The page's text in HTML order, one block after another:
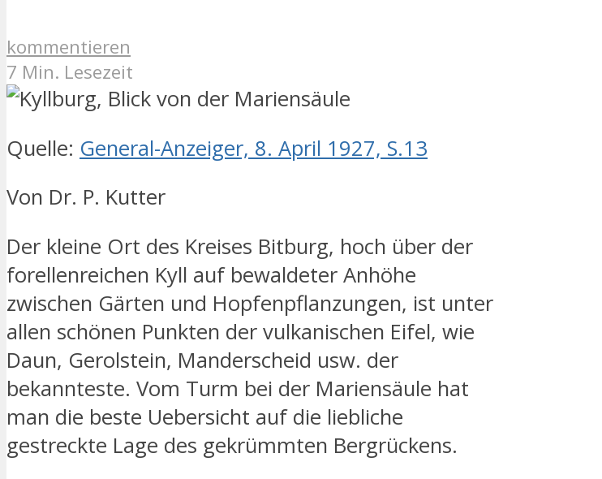
kommentieren
7 Min. Lesezeit
Quelle: General-Anzeiger, 8. April 1927, S.13
Von Dr. P. Kutter
Der kleine Ort des Kreises Bitburg, hoch über der
forellenreichen Kyll auf bewaldeter Anhöhe
zwischen Gärten und Hopfenpflanzungen, ist unter
allen schönen Punkten der vulkanischen Eifel, wie
Daun, Gerolstein, Manderscheid usw. der
bekannteste. Vom Turm bei der Mariensäule hat
man die beste Uebersicht auf die liebliche
gestreckte Lage des gekrümmten Bergrückens.